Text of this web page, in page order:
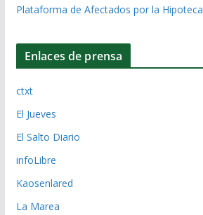
Plataforma de Afectados por la Hipoteca
Enlaces de prensa
ctxt
El Jueves
El Salto Diario
infoLibre
Kaosenlared
La Marea